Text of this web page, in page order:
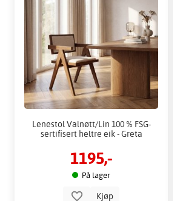
Lenestol Valnøtt/Lin 100 % FSG-
sertifisert heltre eik - Greta
1195,-
På lager
Kjøp